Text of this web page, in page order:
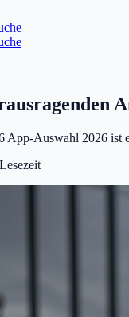
App-Auswahl 2026